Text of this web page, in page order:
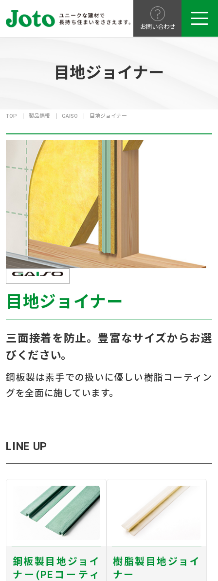
お問い合わせ
目地ジョイナー
TOP 製品情報 GAISO 目地ジョイナー
目地ジョイナー
三面接着を防止。豊富なサイズからお選
びください。
鋼板製は素手での扱いに優しい樹脂コーティン
グを全面に施しています。
LINE UP
鋼板製目地ジョイ
ナー(PEコーティ
樹脂製目地ジョイ
ナー